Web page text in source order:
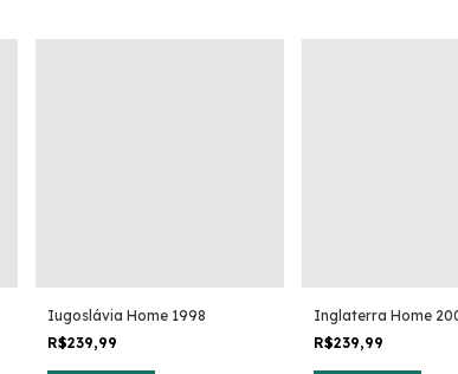
Iugoslávia Home 1998
R$239,99
Inglaterra Home
R$239,99